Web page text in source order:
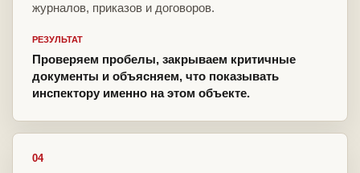
журналов, приказов и договоров.
РЕЗУЛЬТАТ
Проверяем пробелы, закрываем критичные
документы и объясняем, что показывать
инспектору именно на этом объекте.
04